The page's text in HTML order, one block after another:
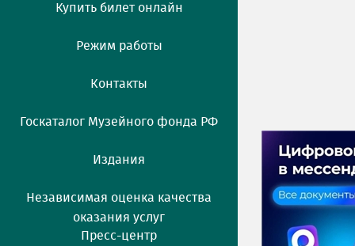
Купить билет онлайн
Режим работы
Контакты
Госкаталог Музейного фонда РФ
Издания
Независимая оценка качества
оказания услуг
Пресс-центр